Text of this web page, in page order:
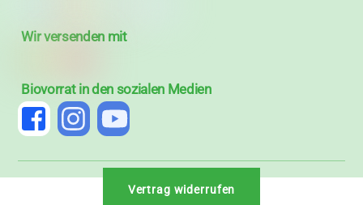
Wir versenden mit
Biovorrat in den sozialen Medien
Vertrag widerrufen